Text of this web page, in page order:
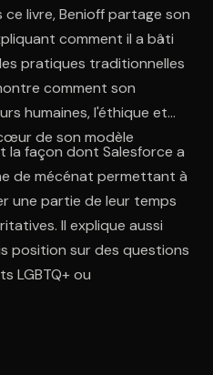
livre, Benioff partage son
comment il a bâti
pratiques traditionnelles
comment son
humaines, l'éthique et
de son modèle
la façon dont Salesforce a
de mécénat permettant à
une partie de leur temps
Il explique aussi
position sur des questions
LGBTQ+ ou